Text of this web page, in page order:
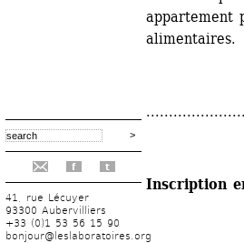
f t
41, rue Lécuyer
93300 Aubervilliers
+33 (0)1 53 56 15 90
bonjour@leslaboratoires.org
appartement
alimentaires.
Inscription